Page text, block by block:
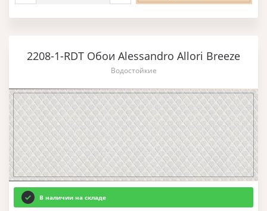
2208-1-RDT Обои Alessandro Allori Breeze
Водостойкие
В наличии на складе